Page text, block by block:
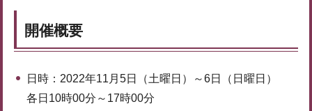
開催概要
日時：2022年11月5日（土曜日）～6日（日曜日）
各日10時00分～17時00分